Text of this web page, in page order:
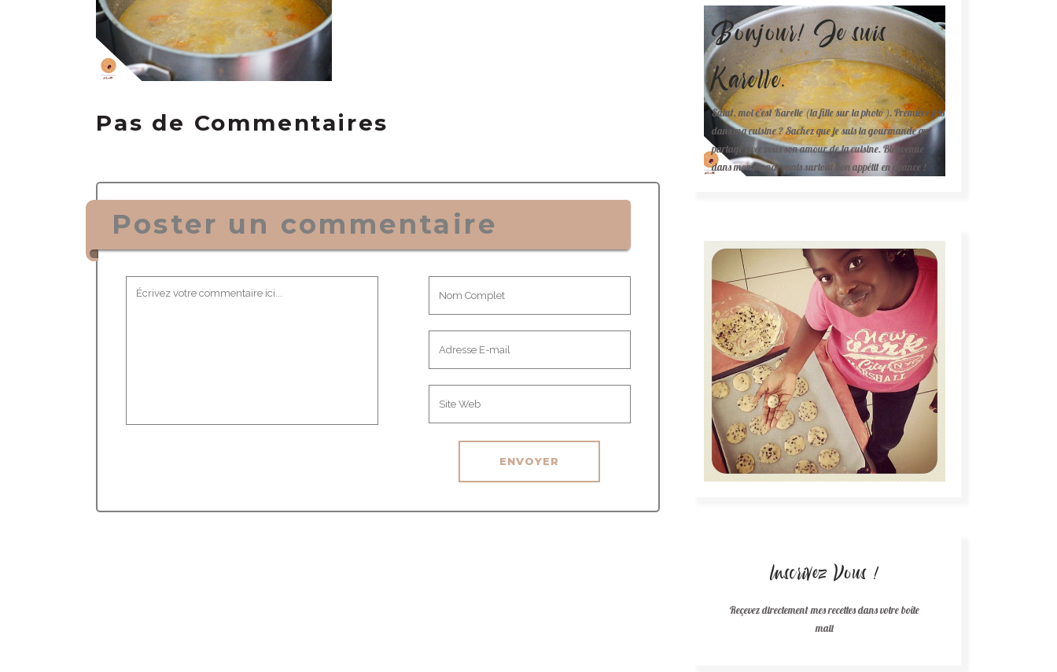
Pas de Commentaires
Poster un commentaire
Bonjour! Je suis
Karelle.
Salut, moi c'est Karelle (la fille sur la photo ). Première fois
dans ma cuisine ? Sachez que je suis la gourmande qui
partage avec vous son amour de la cuisine. Bienvenue
dans mon monde mais surtout bon appétit en avance !
Inscrivez Vous !
Reçevez directement mes recettes dans votre boîte
mail